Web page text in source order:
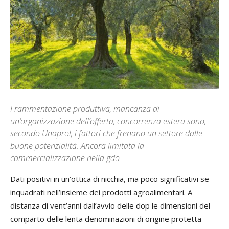
Frammentazione produttiva, mancanza di
un’organizzazione dell’offerta, concorrenza estera sono,
secondo Unaprol, i fattori che frenano un settore dalle
buone potenzialità. Ancora limitata la
commercializzazione nella gdo
Dati positivi in un’ottica di nicchia, ma poco significativi se
inquadrati nell’insieme dei prodotti agroalimentari. A
distanza di vent’anni dall’avvio delle dop le dimensioni del
comparto delle lenta denominazioni di origine protetta